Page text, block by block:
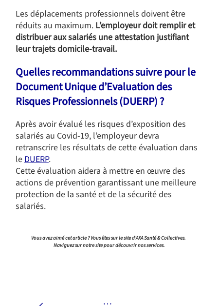
Les déplacements professionnels doivent être
réduits au maximum. L’employeur doit remplir et
distribuer aux salariés une attestation justifiant
leur trajets domicile-travail.
Quelles recommandations suivre pour le
Document Unique d’Evaluation des
Risques Professionnels (DUERP) ?
Après avoir évalué les risques d’exposition des
salariés au Covid-19, l’employeur devra
retranscrire les résultats de cette évaluation dans
leDUERP.
Cette évaluation aidera à mettre en œuvre des
actions de prévention garantissant une meilleure
protection de la santé et de la sécurité des
salariés.
Vous avez aimé cet article ? Vous êtes sur le site d’AXA Santé & Collectives.
Naviguez sur notre site pour découvrir nos services.